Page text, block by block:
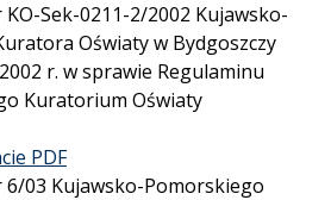
Sek-0211-2/2002 Kujawsko-
Oświaty w Bydgoszczy
r. w sprawie Regulaminu
Kuratorium Oświaty
PDF
6/03 Kujawsko-Pomorskiego